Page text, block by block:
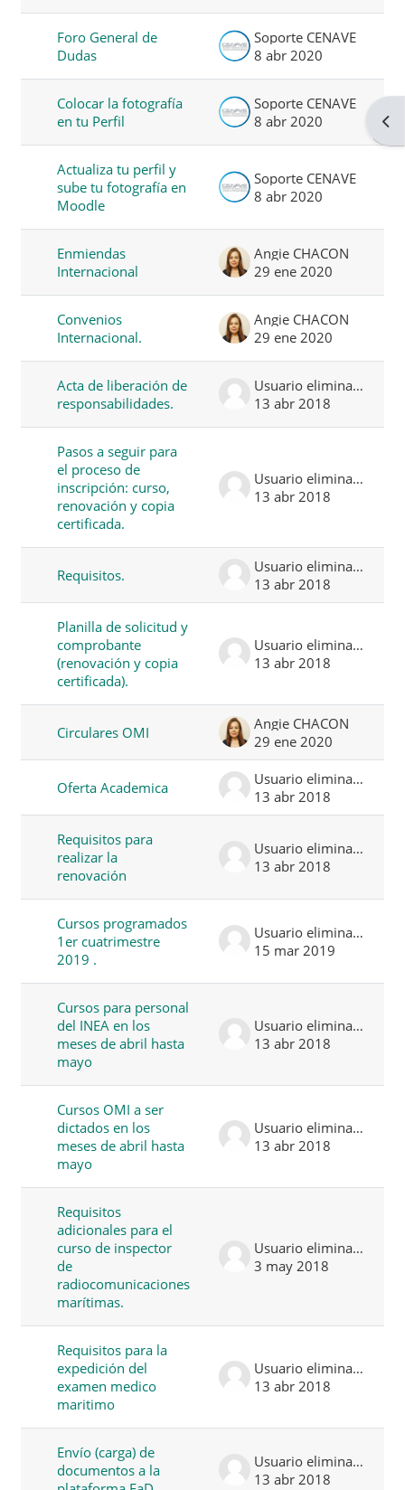
Foro General de
Dudas
Soporte CENAVE
8 abr 2020
Colocar la fotografía
en tu Perfil
Soporte CENAVE
8 abr 2020
Actualiza tu perfil y
sube tu fotografía en
Moodle
Soporte CENAVE
8 abr 2020
Enmiendas
Internacional
Angie CHACON
29 ene 2020
Convenios
Internacional.
Angie CHACON
29 ene 2020
Acta de liberación de
responsabilidades.
Usuario eliminado
13 abr 2018
Pasos a seguir para
el proceso de
inscripción: curso,
renovación y copia
certificada.
Usuario eliminado
13 abr 2018
Requisitos.
Usuario eliminado
13 abr 2018
Planilla de solicitud y
comprobante
(renovación y copia
certificada).
Usuario eliminado
13 abr 2018
Circulares OMI
Angie CHACON
29 ene 2020
Oferta Academica
Usuario eliminado
13 abr 2018
Requisitos para
realizar la
renovación
Usuario eliminado
13 abr 2018
Cursos programados
1er cuatrimestre
2019 .
Usuario eliminado
15 mar 2019
Cursos para personal
del INEA en los
meses de abril hasta
mayo
Usuario eliminado
13 abr 2018
Cursos OMI a ser
dictados en los
meses de abril hasta
mayo
Usuario eliminado
13 abr 2018
Requisitos
adicionales para el
curso de inspector
de
radiocomunicaciones
marítimas.
Usuario eliminado
3 may 2018
Requisitos para la
expedición del
examen medico
maritimo
Usuario eliminado
13 abr 2018
Envío (carga) de
documentos a la
Usuario eliminado
13 abr 2018